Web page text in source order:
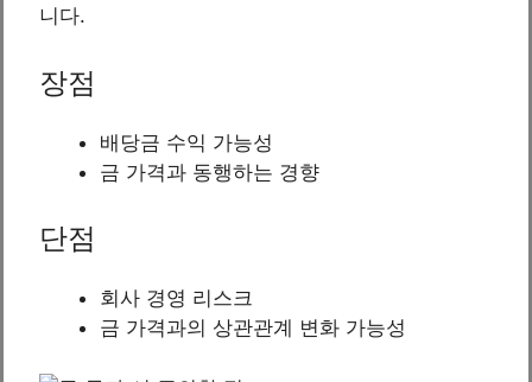
니다.
장점
배당금 수익 가능성
금 가격과 동행하는 경향
단점
회사 경영 리스크
금 가격과의 상관관계 변화 가능성